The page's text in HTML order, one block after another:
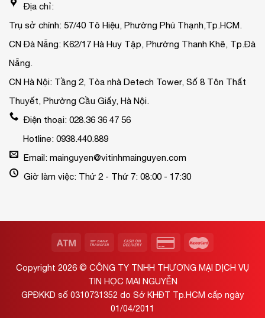
Địa chỉ:
Trụ sở chính: 57/40 Tô Hiệu, Phường Phú Thạnh,Tp.HCM.
CN Đà Nẵng: K62/17 Hà Huy Tập, Phường Thanh Khê, Tp.Đà
Nẵng.
CN Hà Nội: Tầng 2, Tòa nhà Detech Tower, Số 8 Tôn Thất
Thuyết, Phường Cầu Giấy, Hà Nội.
Điện thoại: 028.36 36 47 56
Hotline: 0938.440.889
Email: mainguyen@vitinhmainguyen.com
Giờ làm việc: Thứ 2 - Thứ 7: 08:00 - 17:30
Copyright 2026 © CÔNG TY TNHH THƯƠNG MẠI DỊCH VỤ
TIN HỌC MAI NGUYỄN
GPĐKKD số 0310731352 do Sở KHĐT Tp.HCM cấp ngày
01/04/2011